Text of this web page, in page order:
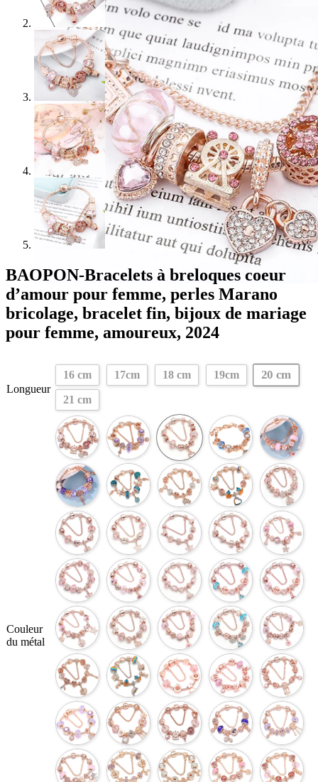
BAOPON-Bracelets à breloques coeur
d’amour pour femme, perles Marano
bricolage, bracelet fin, bijoux de mariage
pour femme, amoureux, 2024
Longueur
16 cm 17cm 18 cm 19cm 20 cm
21 cm
Couleur
du métal